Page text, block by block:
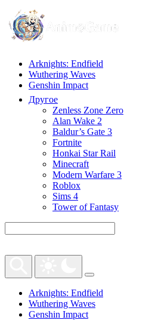
Arknights: Endfield
Wuthering Waves
Genshin Impact
Другое
Zenless Zone Zero
Alan Wake 2
Baldur’s Gate 3
Fortnite
Honkai Star Rail
Minecraft
Modern Warfare 3
Roblox
Sims 4
Tower of Fantasy
Arknights: Endfield
Wuthering Waves
Genshin Impact